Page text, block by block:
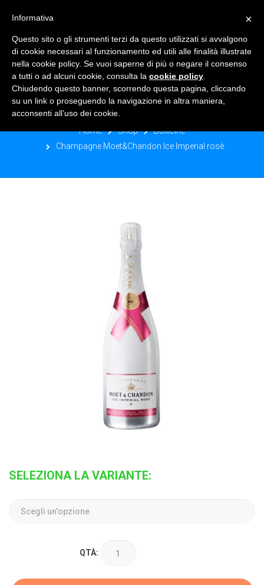
CHAMPAGNE MOET&CHANDON ICE
IMPERIAL ROSÈ
Home Shop
Bollicine
Champagne Moet&Chandon Ice Imperial rosè
SELEZIONA LA VARIANTE:
QTÀ:
×
Informativa
Questo sito o gli strumenti terzi da questo utilizzati si avvalgono
di cookie necessari al funzionamento ed utili alle finalità illustrate
nella cookie policy. Se vuoi saperne di più o negare il consenso
a tutti o ad alcuni cookie, consulta la cookie policy
Chiudendo questo banner, scorrendo questa pagina, cliccando
su un link o proseguendo la navigazione in altra maniera,
acconsenti all’uso dei cookie.